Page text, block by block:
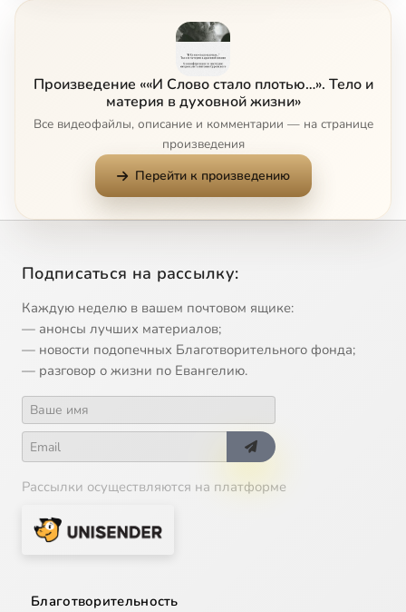
13 Философия митрополита Сурожского Антония. Иерей Александр Кукуев (Ростов-на-Дону, Россия)
14 Видеоинтервью к конференции «И Слово стало плотью…». Протоиерей Михаил Фортунато (Шаргеро, Франция)
15
Произведение ««И Слово стало плотью…». Тело и
материя в духовной жизни»
Все видеофайлы, описание и комментарии — на странице
произведения
Перейти к произведению
Подписаться на рассылку:
Каждую неделю в вашем почтовом ящике:
— анонсы лучших материалов;
— новости подопечных Благотворительного фонда;
— разговор о жизни по Евангелию.
Рассылки осуществляются на платформе
Благотворительность